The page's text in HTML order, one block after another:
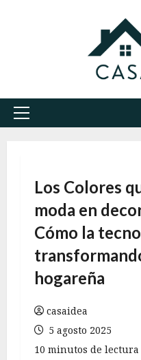
Menú
Los Colores
moda en
Cómo la
hogareña
casaidea
5 agosto 2025
10 minutos de lectura